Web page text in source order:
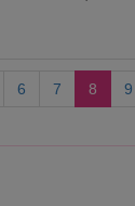
6 7 8 9